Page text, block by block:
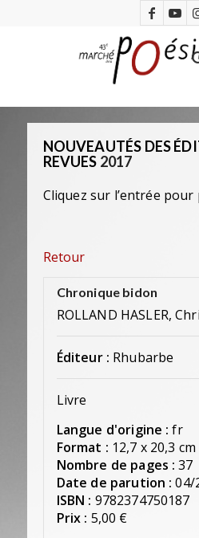
NOUVEAUTÉS DES
REVUES 2017
Cliquez sur l’entrée pour
Retour
Chronique bidon
ROLLAND HASLER,
Éditeur : Rhubarbe
Livre
Langue d'origine : fr
Format : 12,7 x 20,3 cm
Nombre de pages : 37
Date de parution : 04/
ISBN : 9782374750187
Prix : 5,00 €